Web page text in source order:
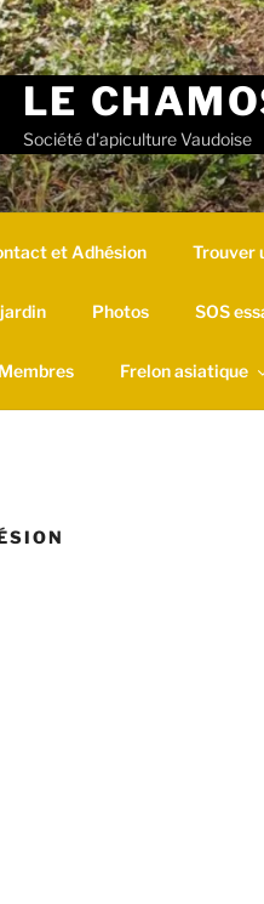
LE
Société d'apiculture Vaudoise
et Adhésion Trouver
Photos SOS
Membres Frelon asiatique